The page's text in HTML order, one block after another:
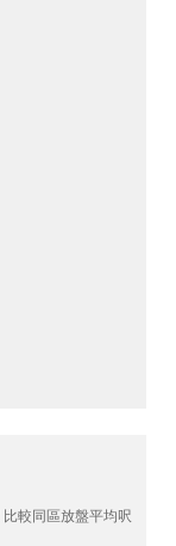
比較同區放盤平均呎